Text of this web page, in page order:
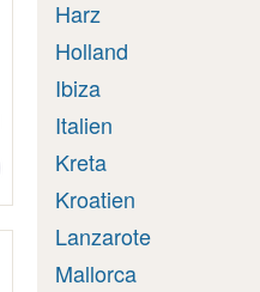
Harz
Holland
Ibiza
Italien
Kreta
Kroatien
Lanzarote
Mallorca